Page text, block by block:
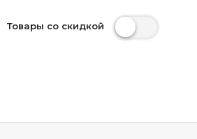
Товары со скидкой